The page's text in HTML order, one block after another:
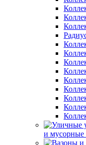
и мусорные